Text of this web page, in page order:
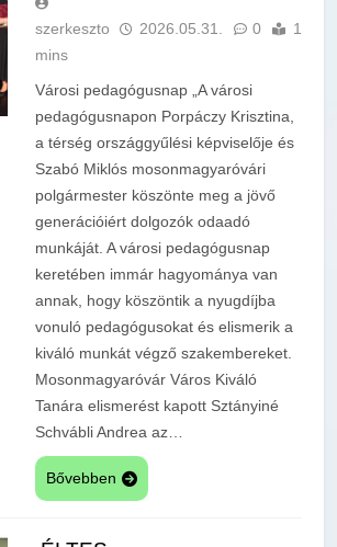
szerkeszto 2026.05.31. 0
1
mins
Városi pedagógusnap „A városi
pedagógusnapon Porpáczy Krisztina,
a térség országgyűlési képviselője és
Szabó Miklós mosonmagyaróvári
polgármester köszönte meg a jövő
generációiért dolgozók odaadó
munkáját. A városi pedagógusnap
keretében immár hagyománya van
annak, hogy köszöntik a nyugdíjba
vonuló pedagógusokat és elismerik a
kiváló munkát végző szakembereket.
Mosonmagyaróvár Város Kiváló
Tanára elismerést kapott Sztányiné
Schvábli Andrea az…
Bővebben